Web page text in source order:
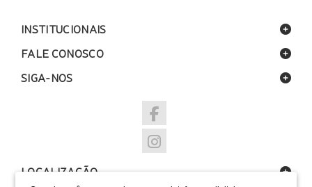
INSTITUCIONAIS
FALE CONOSCO
SIGA-NOS
LOCALIZAÇÃO